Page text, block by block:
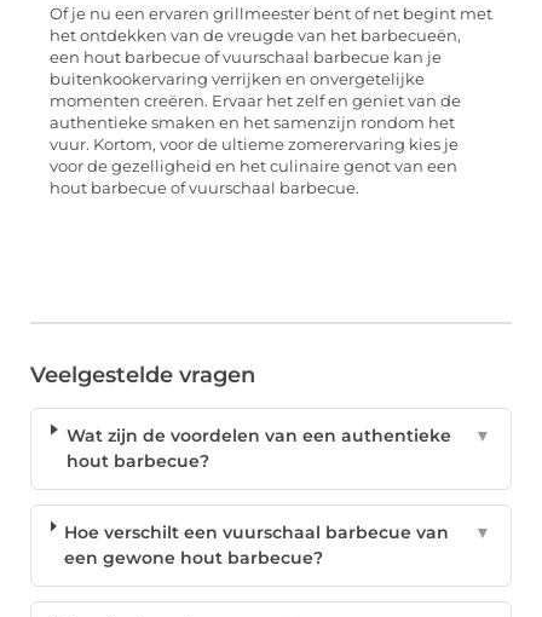
Of je nu een ervaren grillmeester bent of net begint met
het ontdekken van de vreugde van het barbecueën,
een hout barbecue of vuurschaal barbecue kan je
buitenkookervaring verrijken en onvergetelijke
momenten creëren. Ervaar het zelf en geniet van de
authentieke smaken en het samenzijn rondom het
vuur. Kortom, voor de ultieme zomerervaring kies je
voor de gezelligheid en het culinaire genot van een
hout barbecue of vuurschaal barbecue.
Veelgestelde vragen
Wat zijn de voordelen van een authentieke
hout barbecue?
▼
Hoe verschilt een vuurschaal barbecue van
een gewone hout barbecue?
▼